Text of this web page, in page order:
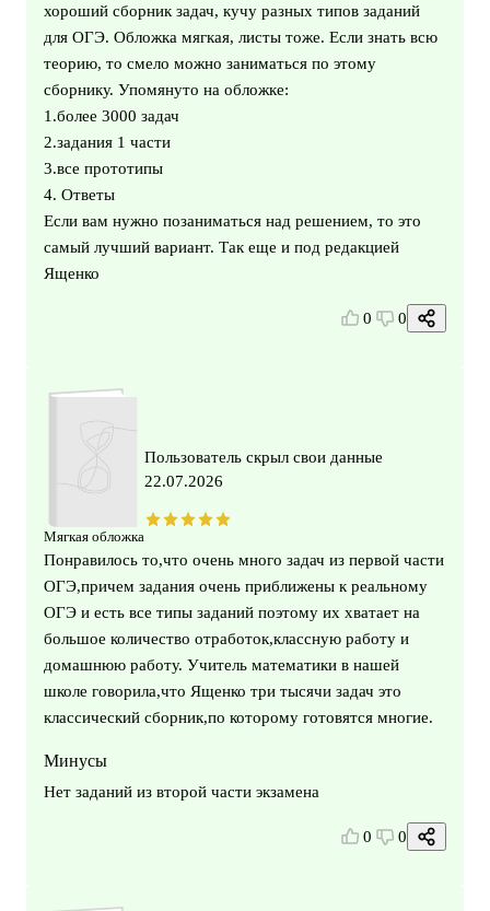
хороший сборник задач, кучу разных типов заданий
для ОГЭ. Обложка мягкая, листы тоже. Если знать всю
теорию, то смело можно заниматься по этому
сборнику. Упомянуто на обложке:
1.более 3000 задач
2.задания 1 части
3.все прототипы
4. Ответы
Если вам нужно позаниматься над решением, то это
самый лучший вариант. Так еще и под редакцией
Ященко
0 0
Мягкая обложка
Пользователь скрыл свои данные
22.07.2026
Понравилось то,что очень много задач из первой части
ОГЭ,причем задания очень приближены к реальному
ОГЭ и есть все типы заданий поэтому их хватает на
большое количество отработок,классную работу и
домашнюю работу. Учитель математики в нашей
школе говорила,что Ященко три тысячи задач это
классический сборник,по которому готовятся многие.
Минусы
Нет заданий из второй части экзамена
0 0